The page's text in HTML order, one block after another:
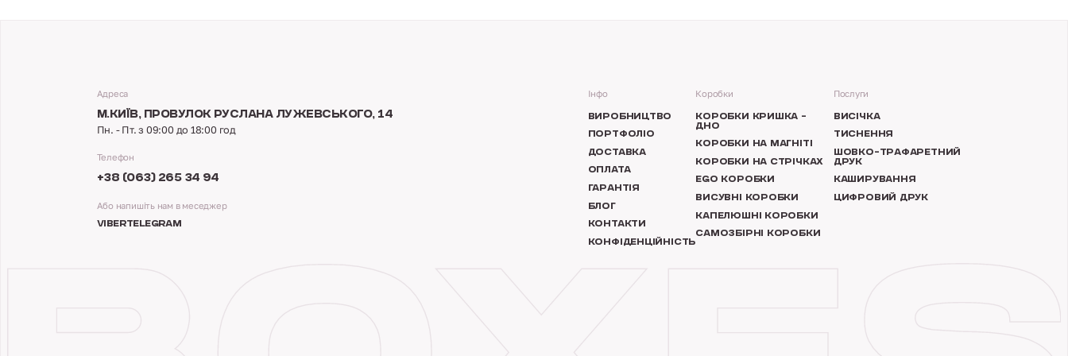
Адреса
М.КИЇВ,ПРОВУЛОК РУСЛАНА ЛУЖЕВСЬКОГО, 14
Пн. - Пт. з 09:00 до 18:00 год
Телефон
+38 (063) 265 34 94
Або напишіть нам в меседжер
VIBERTELEGRAM
Інфо
ВИРОБНИЦТВО
ПОРТФОЛІО
ДОСТАВКА
ОПЛАТА
ГАРАНТІЯ
БЛОГ
КОНТАКТИ
КОНФІДЕНЦІЙНІСТЬ
Коробки
КОРОБКИ КРИШКА –
ДНО
КОРОБКИ НА МАГНІТІ
КОРОБКИ НА СТРІЧКАХ
EGO КОРОБКИ
ВИСУВНІ КОРОБКИ
КАПЕЛЮШНІ КОРОБКИ
САМОЗБІРНІ КОРОБКИ
Послуги
ВИСІЧКА
ТИСНЕННЯ
ШОВКО-ТРАФАРЕТНИЙ
ДРУК
КАШИРУВАННЯ
ЦИФРОВИЙ ДРУК